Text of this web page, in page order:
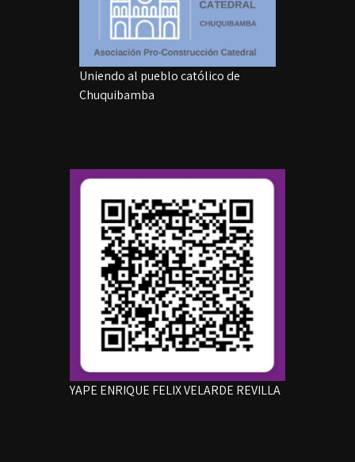
Uniendo al pueblo católico de
Chuquibamba
YAPE ENRIQUE FELIX VELARDE REVILLA